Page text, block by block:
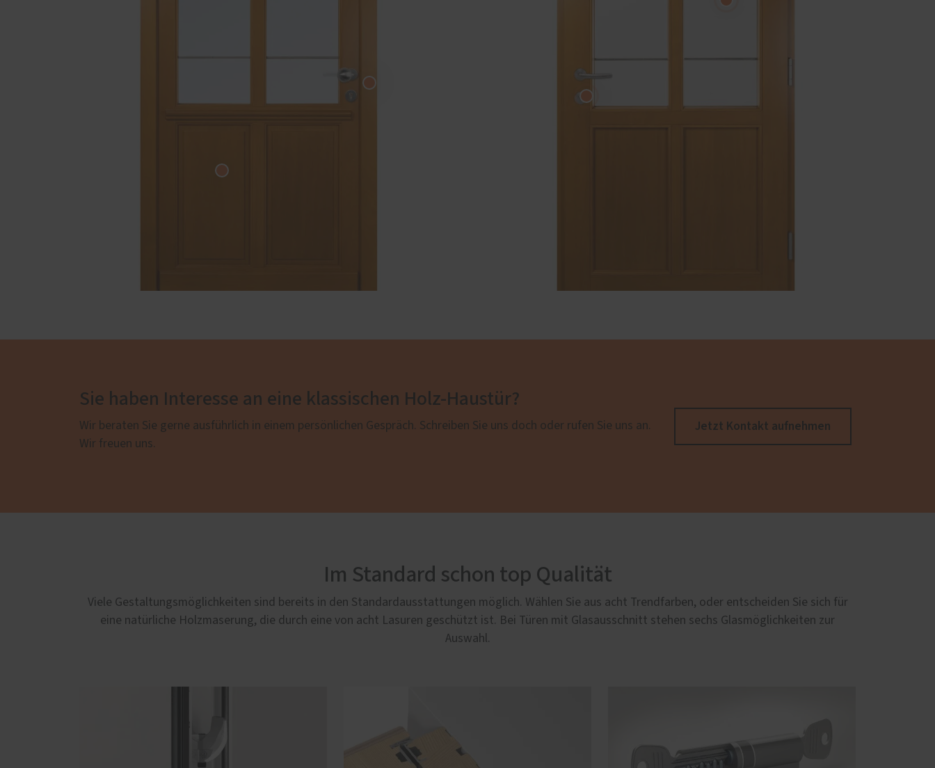
Sie haben Interesse an eine klassischen Holz-Haustür?
Wir beraten Sie gerne ausführlich in einem persönlichen Gespräch. Schreiben Sie uns doch oder rufen Sie uns an.
Wir freuen uns.
Jetzt Kontakt aufnehmen
Im Standard schon top Qualität
Viele Gestaltungsmöglichkeiten sind bereits in den Standardausstattungen möglich. Wählen Sie aus acht Trendfarben, oder entscheiden Sie sich für
eine natürliche Holzmaserung, die durch eine von acht Lasuren geschützt ist. Bei Türen mit Glasausschnitt stehen sechs Glasmöglichkeiten zur
Auswahl.